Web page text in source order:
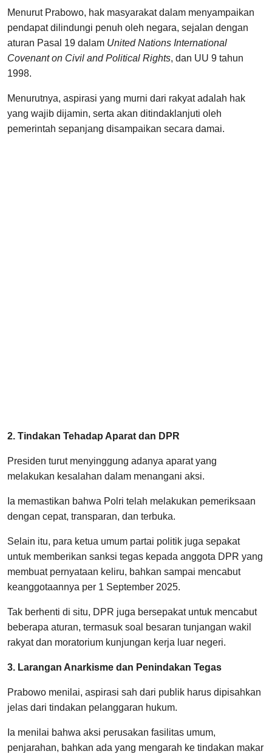
Menurut Prabowo, hak masyarakat dalam menyampaikan
pendapat dilindungi penuh oleh negara, sejalan dengan
aturan Pasal 19 dalam United Nations International
Covenant on Civil and Political Rights, dan UU 9 tahun
1998.
Menurutnya, aspirasi yang murni dari rakyat adalah hak
yang wajib dijamin, serta akan ditindaklanjuti oleh
pemerintah sepanjang disampaikan secara damai.
2. Tindakan Tehadap Aparat dan DPR
Presiden turut menyinggung adanya aparat yang
melakukan kesalahan dalam menangani aksi.
Ia memastikan bahwa Polri telah melakukan pemeriksaan
dengan cepat, transparan, dan terbuka.
Selain itu, para ketua umum partai politik juga sepakat
untuk memberikan sanksi tegas kepada anggota DPR yang
membuat pernyataan keliru, bahkan sampai mencabut
keanggotaannya per 1 September 2025.
Tak berhenti di situ, DPR juga bersepakat untuk mencabut
beberapa aturan, termasuk soal besaran tunjangan wakil
rakyat dan moratorium kunjungan kerja luar negeri.
3. Larangan Anarkisme dan Penindakan Tegas
Prabowo menilai, aspirasi sah dari publik harus dipisahkan
jelas dari tindakan pelanggaran hukum.
Ia menilai bahwa aksi perusakan fasilitas umum,
penjarahan, bahkan ada yang mengarah ke tindakan makar